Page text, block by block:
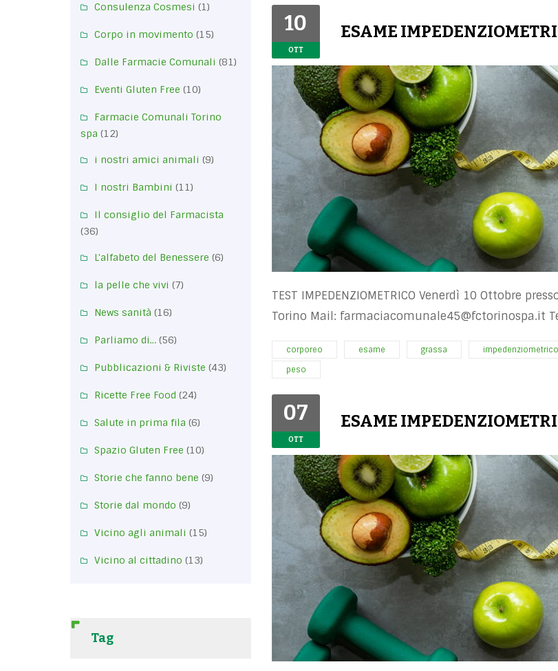
Consulenza Cosmesi (1)
Corpo in movimento (15)
Dalle Farmacie Comunali (81)
Eventi Gluten Free (10)
Farmacie Comunali Torino
spa (12)
i nostri amici animali (9)
I nostri Bambini (11)
Il consiglio del Farmacista
(36)
L'alfabeto del Benessere (6)
la pelle che vivi (7)
News sanità (16)
Parliamo di… (56)
Pubblicazioni & Riviste (43)
Ricette Free Food (24)
Salute in prima fila (6)
Spazio Gluten Free (10)
Storie che fanno bene (9)
Storie dal mondo (9)
Vicino agli animali (15)
Vicino al cittadino (13)
Tag
10
OTT
ESAME
TEST IMPEDENZIOMETRICO Venerdì 10 Ottobre
Torino Mail: farmaciacomunale45@fctorinospa.it
corporeo esame grassa impedenziometrico
peso
07
OTT
ESAME